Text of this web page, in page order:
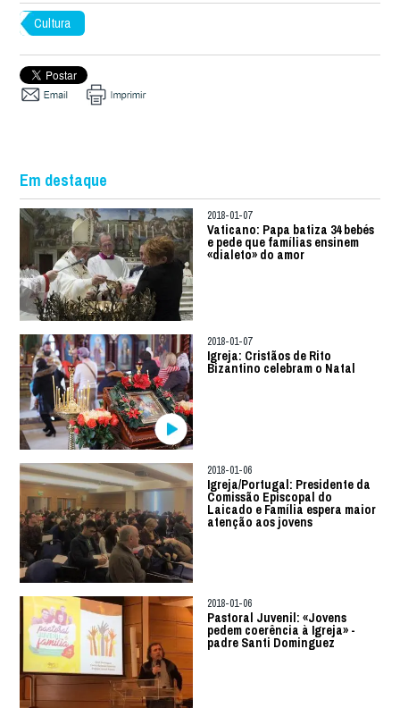
Cultura
Em destaque
2018-01-07
Vaticano: Papa batiza 34 bebés
e pede que famílias ensinem
«dialeto» do amor
2018-01-07
Igreja: Cristãos de Rito
Bizantino celebram o Natal
2018-01-06
Igreja/Portugal: Presidente da
Comissão Episcopal do
Laicado e Família espera maior
atenção aos jovens
2018-01-06
Pastoral Juvenil: «Jovens
pedem coerência à Igreja» -
padre Santi Dominguez